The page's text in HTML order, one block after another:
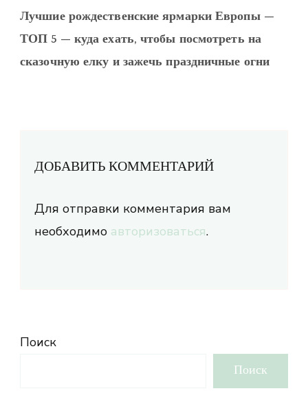
Лучшие рождественские ярмарки Европы —
ТОП 5 — куда ехать, чтобы посмотреть на
сказочную елку и зажечь праздничные огни
ДОБАВИТЬ КОММЕНТАРИЙ
Для отправки комментария вам
необходимо авторизоваться.
Поиск
Поиск